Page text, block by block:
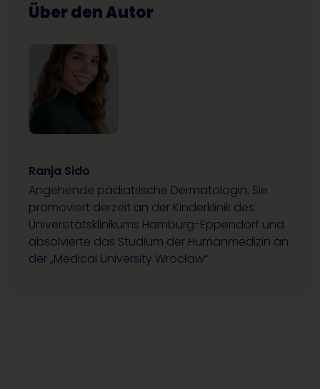
Über den Autor
Ranja Sido
Angehende pädiatrische Dermatologin. Sie
promoviert derzeit an der Kinderklinik des
Universitätsklinikums Hamburg-Eppendorf und
absolvierte das Studium der Humanmedizin an
der „Medical University Wrocław“.